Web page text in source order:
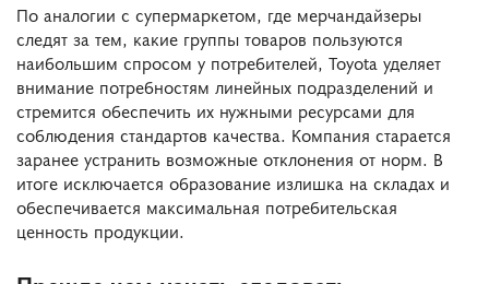
По аналогии с супермаркетом, где мерчандайзеры
следят за тем, какие группы товаров пользуются
наибольшим спросом у потребителей, Toyota уделяет
внимание потребностям линейных подразделений и
стремится обеспечить их нужными ресурсами для
соблюдения стандартов качества. Компания старается
заранее устранить возможные отклонения от норм. В
итоге исключается образование излишка на складах и
обеспечивается максимальная потребительская
ценность продукции.